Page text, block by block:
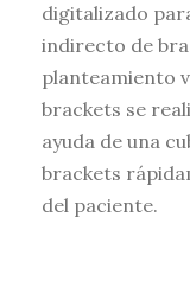
digitalizado
indirecto de
planteamiento
brackets se
ayuda de una
brackets
del paciente.